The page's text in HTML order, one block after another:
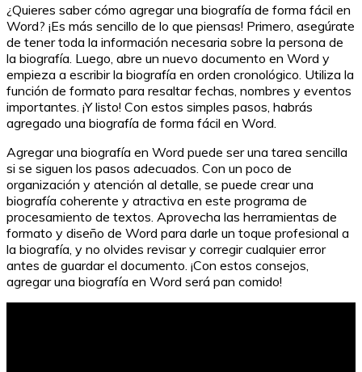
¿Quieres saber cómo agregar una biografía de forma fácil en
Word? ¡Es más sencillo de lo que piensas! Primero, asegúrate
de tener toda la información necesaria sobre la persona de
la biografía. Luego, abre un nuevo documento en Word y
empieza a escribir la biografía en orden cronológico. Utiliza la
función de formato para resaltar fechas, nombres y eventos
importantes. ¡Y listo! Con estos simples pasos, habrás
agregado una biografía de forma fácil en Word.
Agregar una biografía en Word puede ser una tarea sencilla
si se siguen los pasos adecuados. Con un poco de
organización y atención al detalle, se puede crear una
biografía coherente y atractiva en este programa de
procesamiento de textos. Aprovecha las herramientas de
formato y diseño de Word para darle un toque profesional a
la biografía, y no olvides revisar y corregir cualquier error
antes de guardar el documento. ¡Con estos consejos,
agregar una biografía en Word será pan comido!